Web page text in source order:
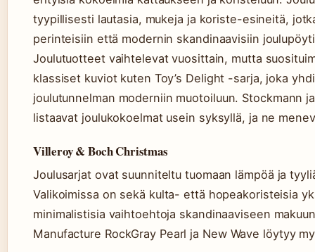
tyypillisesti lautasia, mukeja ja koriste-esineitä,
perinteisiin että modernin skandinaavisiin
Joulutuotteet vaihtelevat vuosittain, mutta
klassiset kuviot kuten Toy’s Delight -sarja, joka
joulutunnelman moderniin muotoiluun. Stockmann
listaavat joulukokoelmat usein syksyllä, ja ne
Villeroy & Boch Christmas
Joulusarjat ovat suunniteltu tuomaan lämpöä ja
Valikoimissa on sekä kulta- että hopeakoristeisia
minimalistisia vaihtoehtoja skandinaaviseen
Manufacture RockGray Pearl ja New Wave löytyy